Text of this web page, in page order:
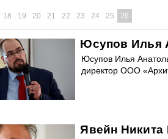
18 19 20 21 22 23 24 25 26
Юсупов Илья
Юсупов Илья
директор ООО
Явейн Никита